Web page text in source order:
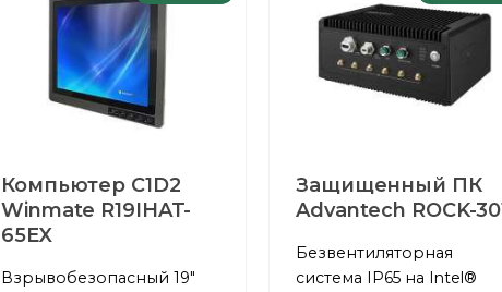
Компьютер C1D2
Winmate R19IHAT-
65EX
Взрывобезопасный 19"
Защищенный ПК
Advantech ROCK-
Безвентиляторная
система IP65 на Intel®